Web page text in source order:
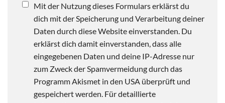
Mit der Nutzung dieses Formulars erklärst du
dich mit der Speicherung und Verarbeitung deiner
Daten durch diese Website einverstanden. Du
erklärst dich damit einverstanden, dass alle
eingegebenen Daten und deine IP-Adresse nur
zum Zweck der Spamvermeidung durch das
Programm Akismet in den USA überprüft und
gespeichert werden. Für detaillierte